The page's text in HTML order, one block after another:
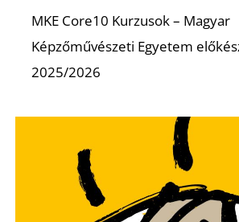
MKE Core10 Kurzusok – Magyar
Képzőművészeti Egyetem
2025/2026